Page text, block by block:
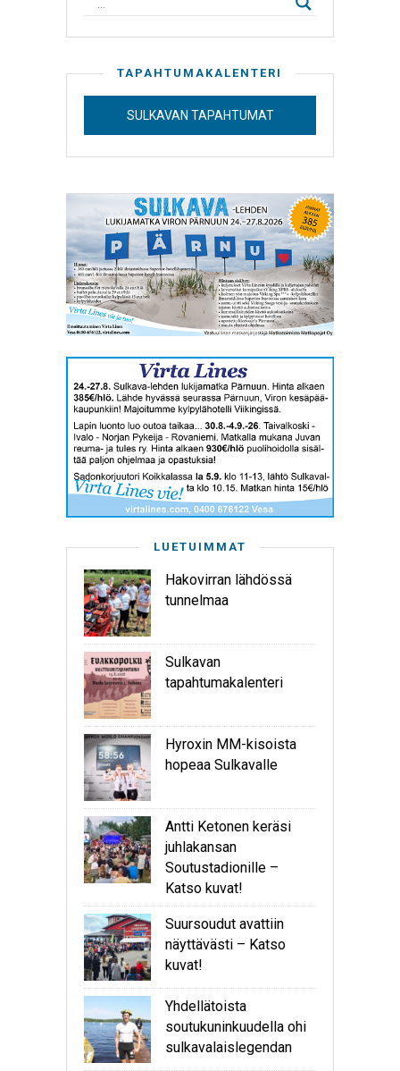
TAPAHTUMAKALENTERI
SULKAVAN TAPAHTUMAT
LUETUIMMAT
Hakovirran lähdössä
tunnelmaa
Sulkavan
tapahtumakalenteri
Hyroxin MM-kisoista
hopeaa Sulkavalle
Antti Ketonen keräsi
juhlakansan
Soutustadionille –
Katso kuvat!
Suursoudut avattiin
näyttävästi – Katso
kuvat!
Yhdellätoista
soutukuninkuudella ohi
sulkavalaislegendan